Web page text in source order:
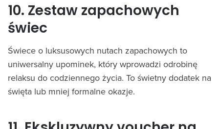
10. Zestaw zapachowych
świec
Świece o luksusowych nutach zapachowych to
uniwersalny upominek, który wprowadzi odrobinę
relaksu do codziennego życia. To świetny dodatek na
święta lub mniej formalne okazje.